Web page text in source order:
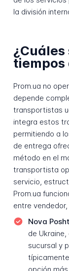
la división
tiempos
Prom.ua no
depende
transportistas
integra estos
permitiendo a
de entrega
método en el
transportista
servicio,
Prom.ua
entre
Nova
de
sucursal y